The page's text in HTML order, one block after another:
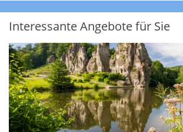
Interessante Angebote für Sie